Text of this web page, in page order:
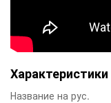
Характеристики
Название на рус.